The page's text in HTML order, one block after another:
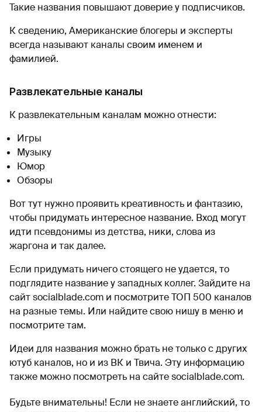
Такие названия повышают доверие у подписчиков.
К сведению, Американские блогеры и эксперты
всегда называют каналы своим именем и
фамилией.
Развлекательные каналы
К развлекательным каналам можно отнести:
Игры
Музыку
Юмор
Обзоры
Вот тут нужно проявить креативность и фантазию,
чтобы придумать интересное название. Вход могут
идти псевдонимы из детства, ники, слова из
жаргона и так далее.
Если придумать ничего стоящего не удается, то
подглядите название у западных коллег. Зайдите на
сайт socialblade.com и посмотрите ТОП 500 каналов
на разные темы. Или найдите свою нишу в меню и
посмотрите там.
Идеи для названия можно брать не только с других
ютуб каналов, но и из ВК и Твича. Эту информацию
также можно посмотреть на сайте socialblade.com.
Будьте внимательны! Если не знаете английский, то